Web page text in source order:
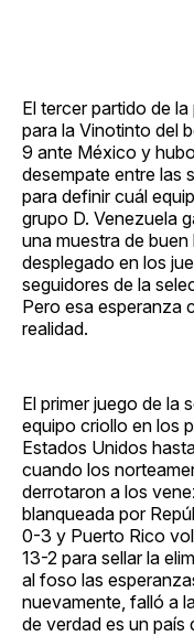
El tercer partido de
para la Vinotinto del
9 ante México y
desempate entre las
para definir cuál
grupo D. Venezuela
una muestra de
desplegado en los
seguidores de la
Pero esa esperanza
realidad.
El primer juego de la
equipo criollo en los
Estados Unidos
cuando los
derrotaron a los
blanqueada por
0-3 y Puerto Rico
13-2 para sellar la
al foso las
nuevamente, falló a
de verdad es un país